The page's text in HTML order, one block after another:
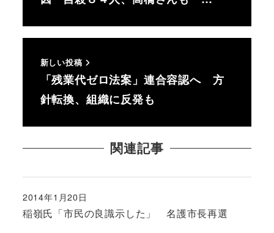
新しい投稿
「残業代ゼロ法案」連合容認へ 方
針転換、組織に反発も
関連記事
稲嶺氏「市民の良識示した」 名護市長再選
投稿日
2014年1月20日